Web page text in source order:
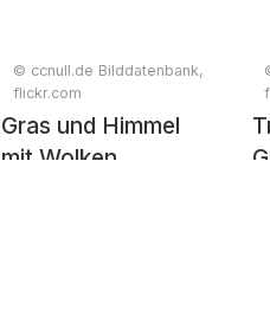
© ccnull.de Bilddatenbank,
flickr.com
Gras und Himmel
mit Wolken